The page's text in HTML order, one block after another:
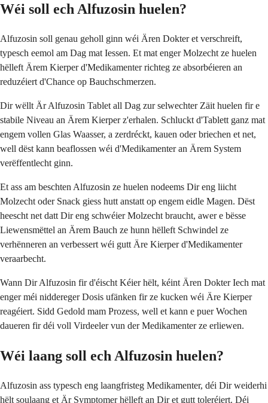
Wéi soll ech Alfuzosin huelen?
Alfuzosin soll genau geholl ginn wéi Ären Dokter et verschreift,
typesch eemol am Dag mat Iessen. Et mat enger Molzecht ze huelen
hëlleft Ärem Kierper d'Medikamenter richteg ze absorbéieren an
reduzéiert d'Chance op Bauchschmerzen.
Dir wëllt Är Alfuzosin Tablet all Dag zur selwechter Zäit huelen fir e
stabile Niveau an Ärem Kierper z'erhalen. Schluckt d'Tablett ganz mat
engem vollen Glas Waasser, a zerdréckt, kauen oder briechen et net,
well dëst kann beaflossen wéi d'Medikamenter an Ärem System
verëffentlecht ginn.
Et ass am beschten Alfuzosin ze huelen nodeems Dir eng liicht
Molzecht oder Snack giess hutt anstatt op engem eidle Magen. Dëst
heescht net datt Dir eng schwéier Molzecht braucht, awer e bësse
Liewensmëttel an Ärem Bauch ze hunn hëlleft Schwindel ze
verhënneren an verbessert wéi gutt Äre Kierper d'Medikamenter
veraarbecht.
Wann Dir Alfuzosin fir d'éischt Kéier hëlt, kéint Ären Dokter Iech mat
enger méi niddereger Dosis ufänken fir ze kucken wéi Äre Kierper
reagéiert. Sidd Gedold mam Prozess, well et kann e puer Wochen
daueren fir déi voll Virdeeler vun der Medikamenter ze erliewen.
Wéi laang soll ech Alfuzosin huelen?
Alfuzosin ass typesch eng laangfristeg Medikamenter, déi Dir weiderhi
hëlt soulaang et Är Symptomer hëlleft an Dir et gutt toleréiert. Déi